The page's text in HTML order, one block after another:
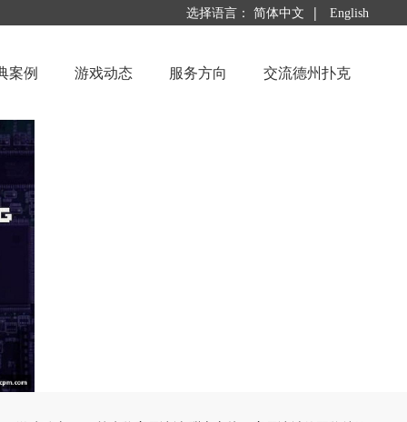
选择语言： 简体中文 | English
案例 游戏动态 服务方向 交流德州扑克